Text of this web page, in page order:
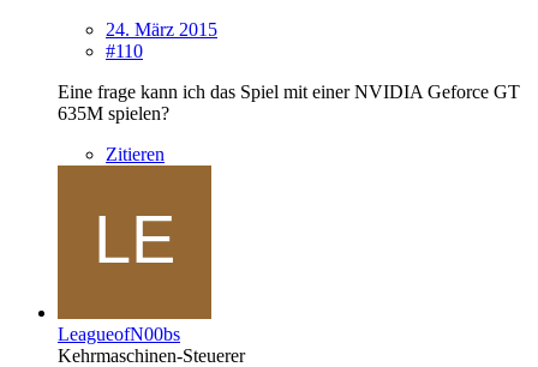
24. März 2015
#110
Eine frage kann ich das Spiel mit einer NVIDIA Geforce GT
635M spielen?
Zitieren
LeagueofN00bs
Kehrmaschinen-Steuerer